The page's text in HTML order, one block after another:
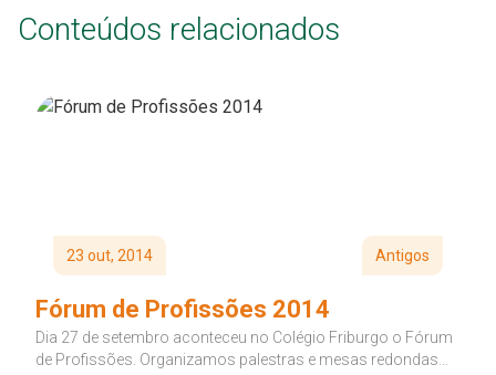
Conteúdos relacionados
23 out, 2014 Antigos
Fórum de Profissões 2014
Dia 27 de setembro aconteceu no Colégio Friburgo o Fórum
de Profissões. Organizamos palestras e mesas redondas